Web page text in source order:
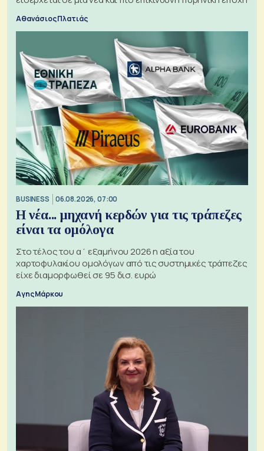
Αθανάσιος Πλατιάς
BUSINESS 06.08.2026, 07:00
Η νέα... μηχανή κερδών για τις τράπεζες
είναι τα ομόλογα
Στο τέλος του α΄ εξαμήνου 2026 η αξία του
χαρτοφυλακίου ομολόγων από τις συστημικές τράπεζες
είχε διαμορφωθεί σε 95 δισ. ευρώ
Αγης Μάρκου